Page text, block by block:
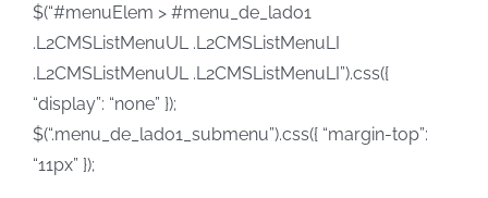
$(“#menuElem > #menu_de_lado1
.L2CMSListMenuUL .L2CMSListMenuLI
.L2CMSListMenuUL .L2CMSListMenuLI”).css({
“display”: “none” });
$(“.menu_de_lado1_submenu”).css({ “margin-top”:
“11px” });